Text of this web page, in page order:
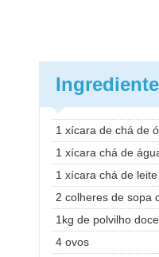
1 xícara de chá de
1 xícara chá de
1 xícara chá de leite
2 colheres de sopa
1kg de polvilho doce
4 ovos